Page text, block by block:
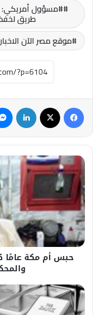
#مسؤول
طريق
موقع مصر الآن
فيسبوك
حبس
أم
مكة
عامًا
كاملًا
في
قضية
غسل
الأموال..
والمحكمة
حبس أم مكة عامًا
مستند:بدءًا
من
يوليو